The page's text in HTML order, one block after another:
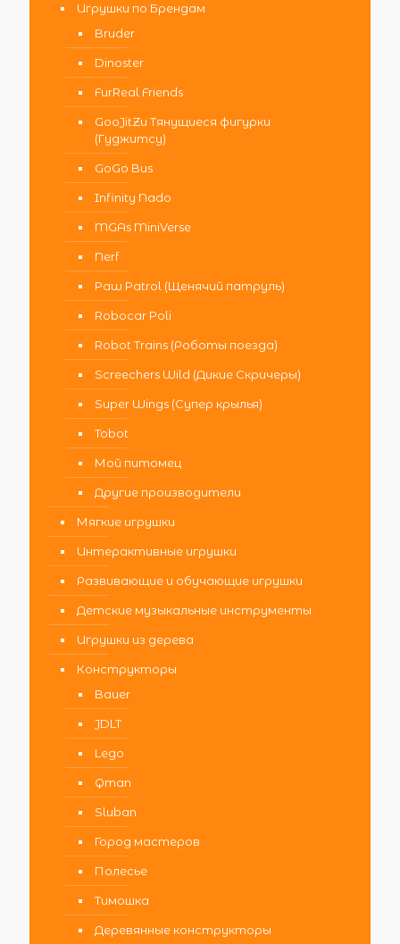
Игрушки по Брендам
Bruder
Dinoster
FurReal Friends
GooJitZu Тянущиеся фигурки
(Гуджитсу)
GoGo Bus
Infinity Nado
MGAs MiniVerse
Nerf
Paw Patrol (Щенячий патруль)
Robocar Poli
Robot Trains (Роботы поезда)
Screechers Wild (Дикие Скричеры)
Super Wings (Супер крылья)
Tobot
Мой питомец
Другие производители
Мягкие игрушки
Интерактивные игрушки
Развивающие и обучающие игрушки
Детские музыкальные инструменты
Игрушки из дерева
Конструкторы
Bauer
JDLT
Lego
Qman
Sluban
Город мастеров
Полесье
Тимошка
Деревянные конструкторы